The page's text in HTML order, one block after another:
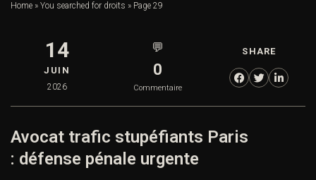
Home » You searched for droits » Page 29
14
JUIN
2026
💬
0
Commentaire
SHARE
Avocat trafic stupéfiants Paris
: défense pénale urgente